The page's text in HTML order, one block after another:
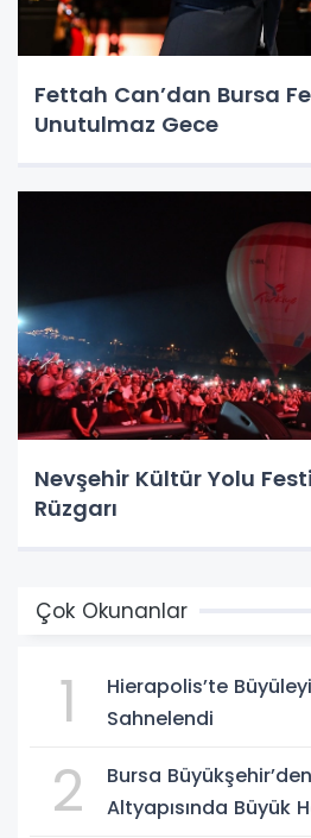
Fettah Can’dan Bursa
Unutulmaz Gece
Nevşehir Kültür Yolu
Rüzgarı
Çok Okunanlar
1
Hierapolis’te
Sahnelendi
2
Bursa
Altyapısında Büyük